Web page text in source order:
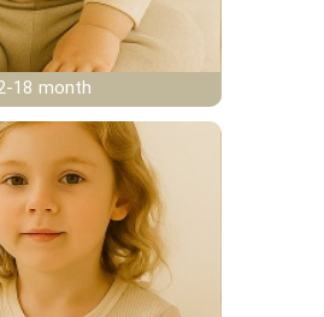
18 month